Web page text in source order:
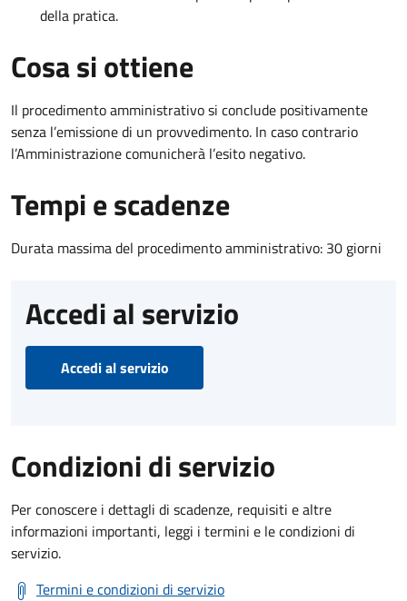
della pratica.
Cosa si ottiene
Il procedimento amministrativo si conclude positivamente
senza l’emissione di un provvedimento. In caso contrario
l’Amministrazione comunicherà l’esito negativo.
Tempi e scadenze
Durata massima del procedimento amministrativo: 30 giorni
Accedi al servizio
Accedi al servizio
Condizioni di servizio
Per conoscere i dettagli di scadenze, requisiti e altre
informazioni importanti, leggi i termini e le condizioni di
servizio.
Termini e condizioni di servizio